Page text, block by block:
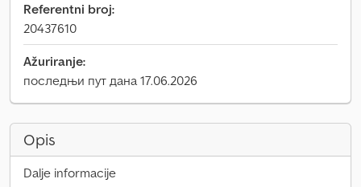
Referentni broj:
20437610
Ažuriranje:
последњи пут дана 17.06.2026
Opis
Dalje informacije